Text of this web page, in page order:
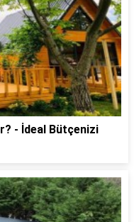
- İdeal Bütçenizi